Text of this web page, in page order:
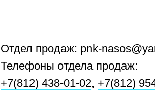
- защиту электронасосных агрегатов
ситуациях.
Отдел продаж: pnk-
Телефоны отдела продаж:
+7(812) 438-01-02, +7(812)